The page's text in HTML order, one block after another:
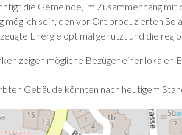
die Gemeinde, im Zusammenhang
möglich sein, den vor Ort produzierten
Energie optimal genutzt und die
zeigen mögliche Bezüger einer
Gebäude könnten nach heutigem